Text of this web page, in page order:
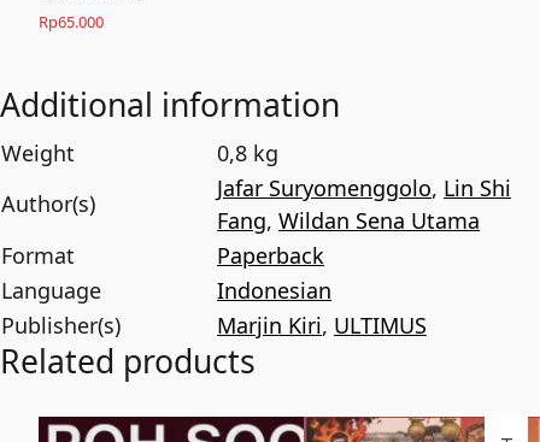
Rp65.000
Additional information
Weight
0,8 kg
Author(s)
Jafar Suryomenggolo, Lin Shi
Fang, Wildan Sena Utama
Format
Paperback
Language
Indonesian
Publisher(s)
Marjin Kiri, ULTIMUS
Related products